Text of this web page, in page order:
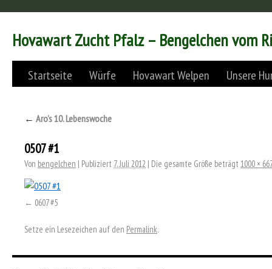
Hovawart Zucht Pfalz – Bengelchen vom
Startseite Würfe Hovawart Welpen Unsere
← Aro’s 10. Lebenswoche
0507 #1
Von bengelchen | Publiziert 7. Juli 2012 | Die gesamte Größe beträgt 1000 × 667
0607 #5
Setze ein Lesezeichen auf den Permalink.